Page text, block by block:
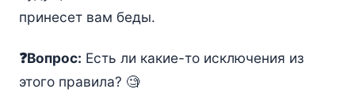
принесет вам беды.
❓Вопрос: Есть ли какие-то исключения из
этого правила? 🧐